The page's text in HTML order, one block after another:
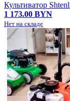
Культиватор
1 173.00 BYN
Нет на складе